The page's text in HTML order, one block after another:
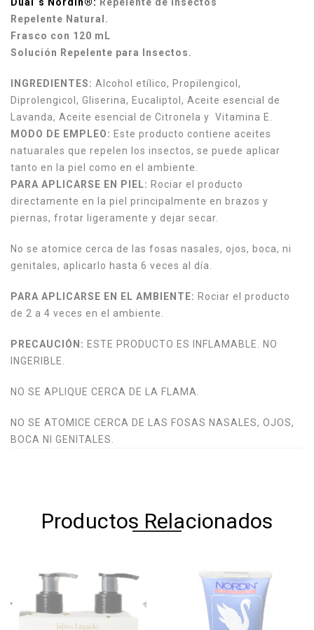
Repelente Natural.
Frasco con 120 mL
Solución Repelente para Insectos.
INGREDIENTES: Alcohol etílico, Propilengicol,
Diprolengicol, Gliserina, Eucaliptol, Aceite esencial de
Lavanda, Aceite esencial de Citronela y Vitamina E.
MODO DE EMPLEO: Este producto contiene aceites
natuarales que repelen los insectos, se puede aplicar
tanto en la piel como en el ambiente.
PARA APLICARSE EN PIEL: Rociar el producto
directamente en la piel principalmente en brazos y
piernas, frotar ligeramente y dejar secar.
No se atomice cerca de las fosas nasales, ojos, boca, ni
genitales, aplicarlo hasta 6 veces al día.
PARA APLICARSE EN EL AMBIENTE: Rociar el producto
de 2 a 4 veces en el ambiente.
PRECAUCIÓN: ESTE PRODUCTO ES INFLAMABLE. NO
INGERIBLE.
NO SE APLIQUE CERCA DE LA FLAMA.
NO SE ATOMICE CERCA DE LAS FOSAS NASALES, OJOS,
BOCA NI GENITALES.
Productos Relacionados